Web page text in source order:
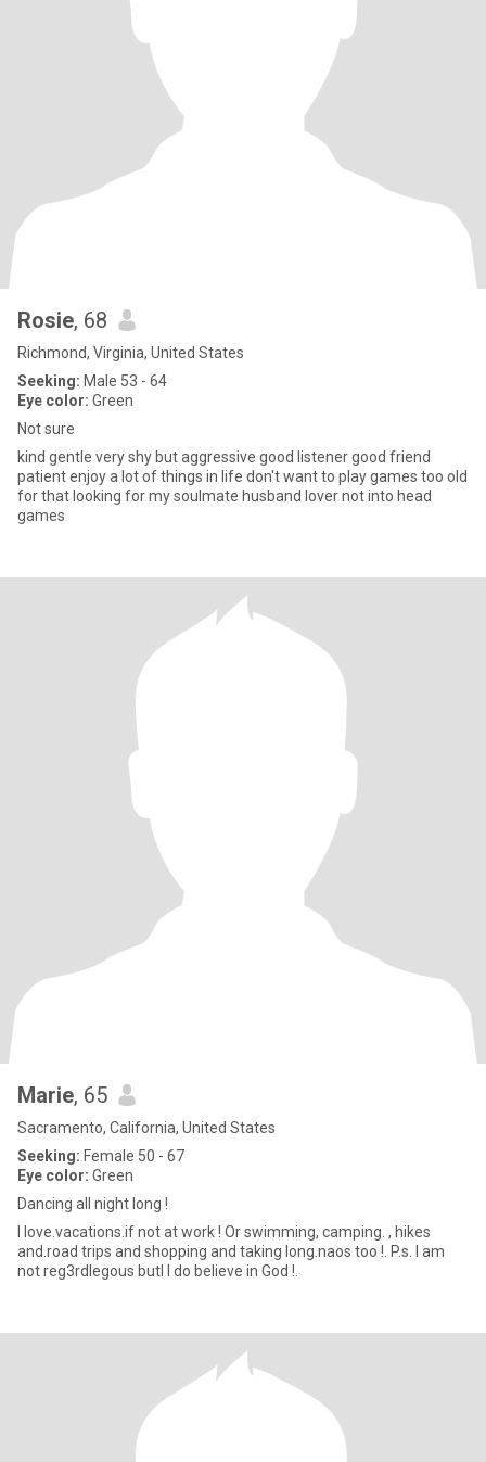
Rosie, 68
Richmond, Virginia, United States
Seeking: Male 53 - 64
Eye color: Green
Not sure
kind gentle very shy but aggressive good listener good friend
patient enjoy a lot of things in life don't want to play games too old
for that looking for my soulmate husband lover not into head
games
Marie, 65
Sacramento, California, United States
Seeking: Female 50 - 67
Eye color: Green
Dancing all night long !
I love.vacations.if not at work ! Or swimming, camping. , hikes
and.road trips and shopping and taking long.naos too !. P.s. I am
not reg3rdlegous butI I do believe in God !.